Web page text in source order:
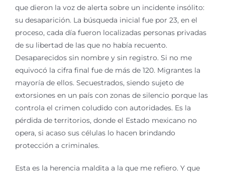
que dieron la voz de alerta sobre un incidente insólito:
su desaparición. La búsqueda inicial fue por 23, en el
proceso, cada día fueron localizadas personas privadas
de su libertad de las que no había recuento.
Desaparecidos sin nombre y sin registro. Si no me
equivocó la cifra final fue de más de 120. Migrantes la
mayoría de ellos. Secuestrados, siendo sujeto de
extorsiones en un país con zonas de silencio porque las
controla el crimen coludido con autoridades. Es la
pérdida de territorios, donde el Estado mexicano no
opera, si acaso sus células lo hacen brindando
protección a criminales.
Esta es la herencia maldita a la que me refiero. Y que